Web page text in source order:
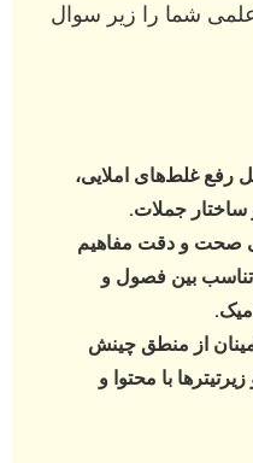
شما را زیر سوال
رفع غلط‌های املایی،
ساختار جملات.
صحت و دقت مفاهیم
تناسب بین فصول و
از منطق چینش
با محتوا و